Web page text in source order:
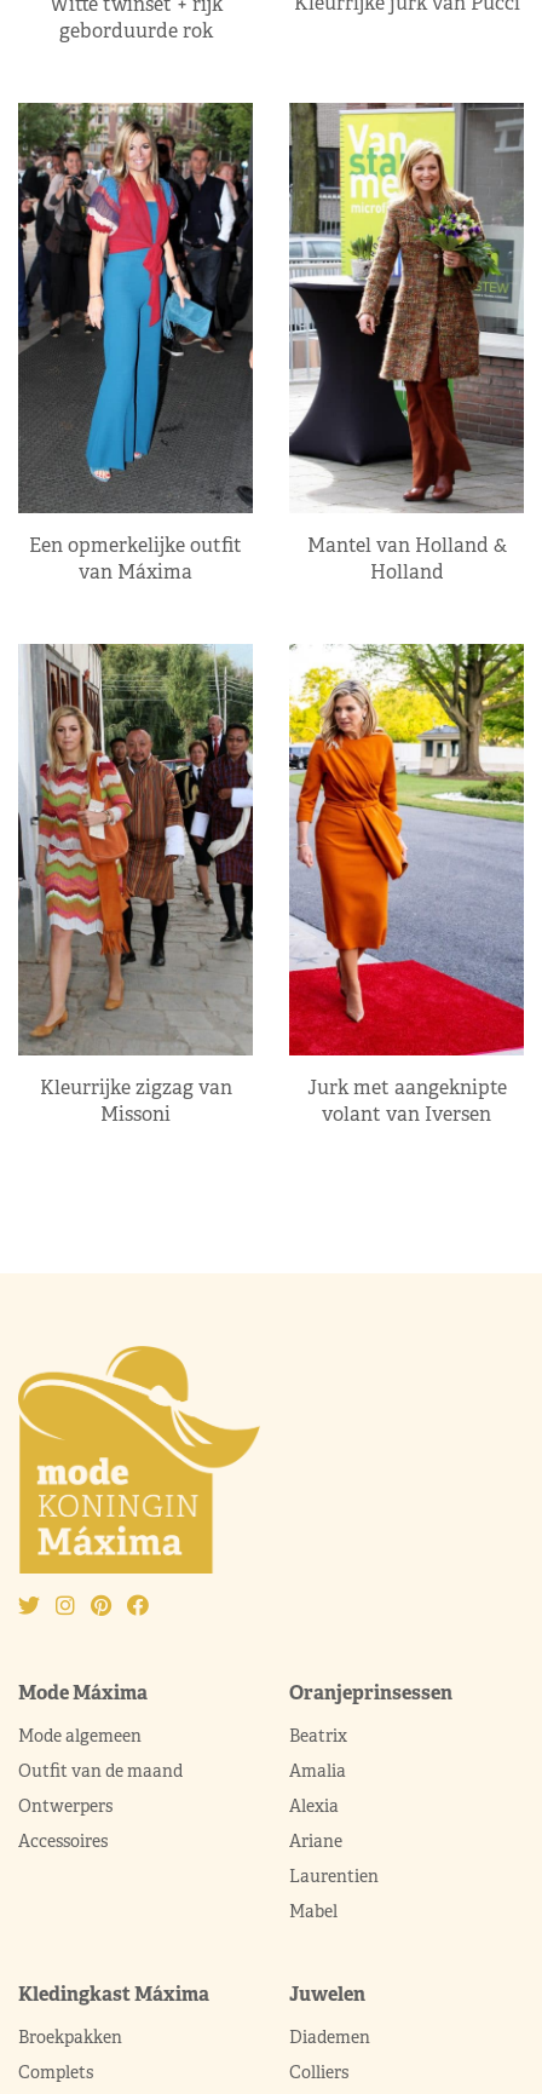
geborduurde rok
Een opmerkelijke outfit
van Máxima
Mantel van Holland &
Holland
Kleurrijke zigzag van
Missoni
Jurk met aangeknipte
volant van Iversen
Mode Máxima
Mode algemeen
Outfit van de maand
Ontwerpers
Accessoires
Oranjeprinsessen
Beatrix
Amalia
Alexia
Ariane
Laurentien
Mabel
Kledingkast Máxima
Broekpakken
Complets
Juwelen
Diademen
Colliers